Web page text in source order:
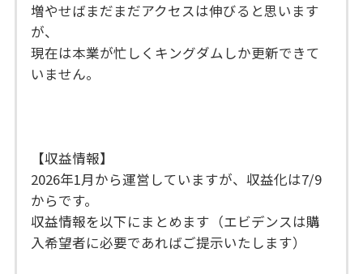
増やせばまだまだアクセスは伸びると思います
が、
現在は本業が忙しくキングダムしか更新できて
いません。
【収益情報】
2026年1月から運営していますが、収益化は7/9
からです。
収益情報を以下にまとめます（エビデンスは購
入希望者に必要であればご提示いたします）